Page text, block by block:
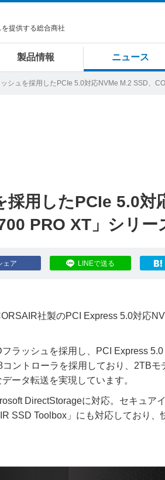
提供する総合商社
製品情報 ニュース
シュを採用したPCIe 5.0対応NVMe M.2 SSD、
用したPCIe 5.0対
PRO XT」シリー
ェア LINEで送る
社製のPCI Express 5.0対応
ラッシュを採用し、PCI Express
ントローラを採用しており、2TBモ
ータ転送を実現しています。
DirectStorageに対応。セキュア
SSD Toolbox」にも対応しており、